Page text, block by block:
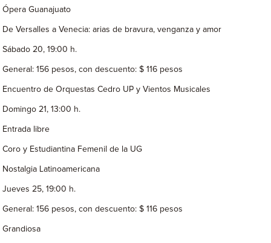
Ópera Guanajuato
De Versalles a Venecia: arias de bravura, venganza y amor
Sábado 20, 19:00 h.
General: 156 pesos, con descuento: $ 116 pesos
Encuentro de Orquestas Cedro UP y Vientos Musicales
Domingo 21, 13:00 h.
Entrada libre
Coro y Estudiantina Femenil de la UG
Nostalgia Latinoamericana
Jueves 25, 19:00 h.
General: 156 pesos, con descuento: $ 116 pesos
Grandiosa